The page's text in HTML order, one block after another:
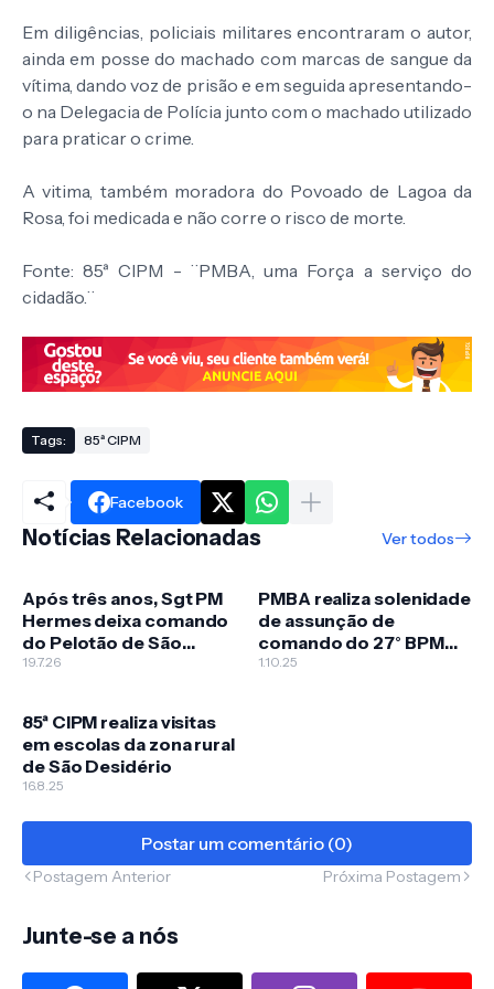
Em diligências, policiais militares encontraram o autor,
ainda em posse do machado com marcas de sangue da
vítima, dando voz de prisão e em seguida apresentando-
o na Delegacia de Polícia junto com o machado utilizado
para praticar o crime.
A vitima, também moradora do Povoado de Lagoa da
Rosa, foi medicada e não corre o risco de morte.
Fonte: 85ª CIPM - ¨PMBA, uma Força a serviço do
cidadão.¨
Tags: 85ª CIPM
Facebook
Notícias Relacionadas Ver todos
Após três anos, Sgt PM
Hermes deixa comando
do Pelotão de São
Desidério para assumir
19.7.26
PMBA realiza solenidade
de assunção de
comando do 27° BPM
em Luís Eduardo
1.10.25
85ª CIPM realiza visitas
em escolas da zona rural
de São Desidério
16.8.25
Postar um comentário (0)
Postagem Anterior Próxima Postagem
Junte-se a nós